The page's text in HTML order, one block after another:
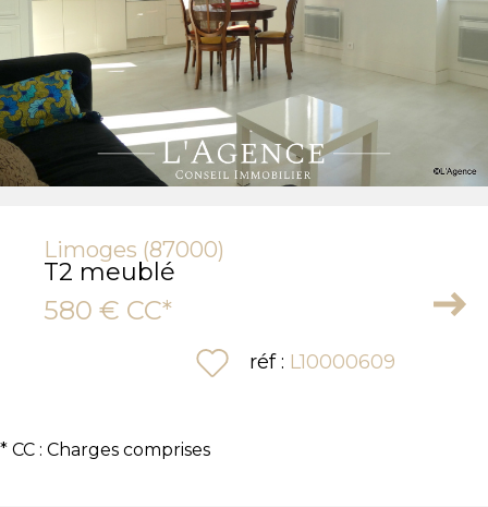
Limoges (87000)
T2 meublé
580 € CC*
réf : L10000609
* CC : Charges comprises